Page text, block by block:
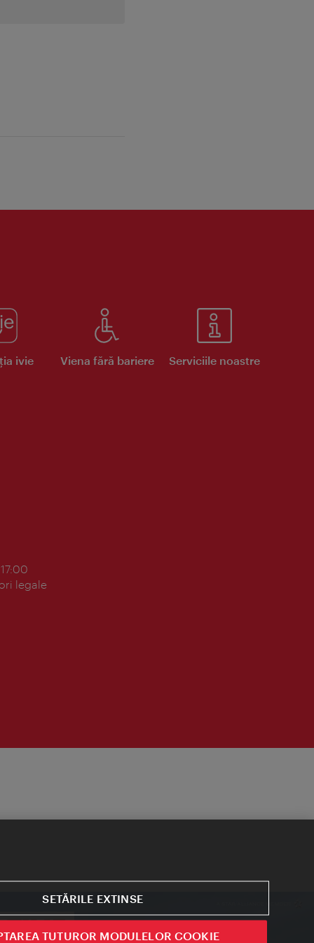
ivie Viena fără bariere Serviciile noastre
legale
SETĂRILE EXTINSE
TUTUROR MODULELOR COOKIE